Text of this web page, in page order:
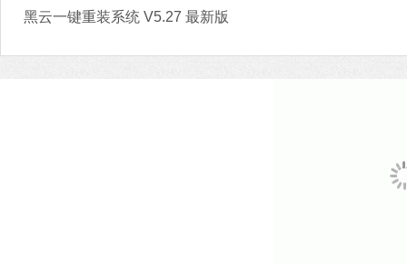
黑云一键重装系统 V5.27 最新版